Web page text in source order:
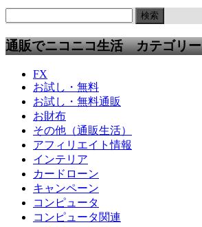
通販でニコニコ生活 カテゴリー
FX
お試し・無料
お試し・無料通販
お財布
その他（通販生活）
アフィリエイト情報
インテリア
カードローン
キャンペーン
コンピュータ
コンピュータ関連